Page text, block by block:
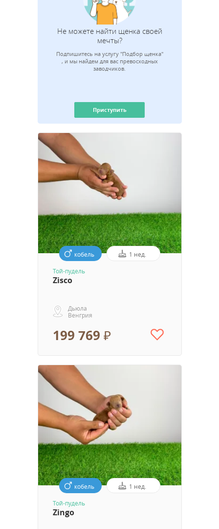
Не можете найти щенка своей
мечты?
Подпишитесь на услугу "Подбор щенка"
, и мы найдем для вас превосходных
заводчиков.
Приступить
кобель 1 нед.
Той-пудель
Zisco
Дьюла
Венгрия
199 769 ₽
кобель 1 нед.
Той-пудель
Zingo